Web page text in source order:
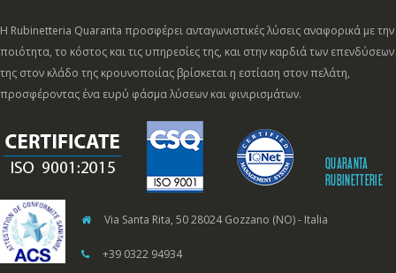
Η Rubinetteria Quaranta προσφέρει ανταγωνιστικές λύσεις αναφορικά με την
ποιότητα, το κόστος και τις υπηρεσίες της, και στην καρδιά των επενδύσεων
της στον κλάδο της κρουνοποιίας βρίσκεται η εστίαση στον πελάτη,
προσφέροντας ένα ευρύ φάσμα λύσεων και φινιρισμάτων.
QUARANTA
RUBINETTERIE
Via Santa Rita, 50 28024 Gozzano (NO) - Italia
+39 0322 94934